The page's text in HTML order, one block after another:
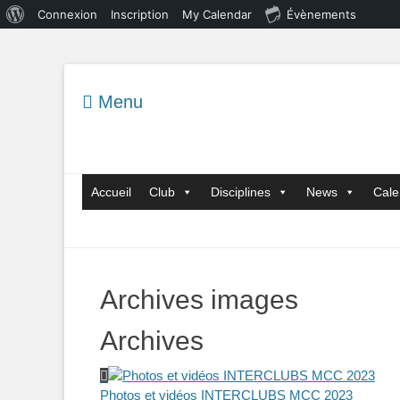
WordPress
Connexion Inscription My Calendar Évènements
Menu
Menu principal
Accueil Club Disciplines News
Archives images
Archives
Photos et vidéos INTERCLUBS MCC 2023